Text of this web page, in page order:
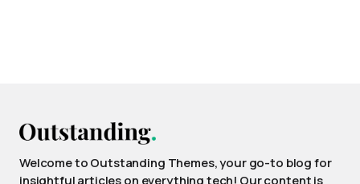
Welcome to Outstanding Themes, your go-to blog for
insightful articles on everything tech! Our content is